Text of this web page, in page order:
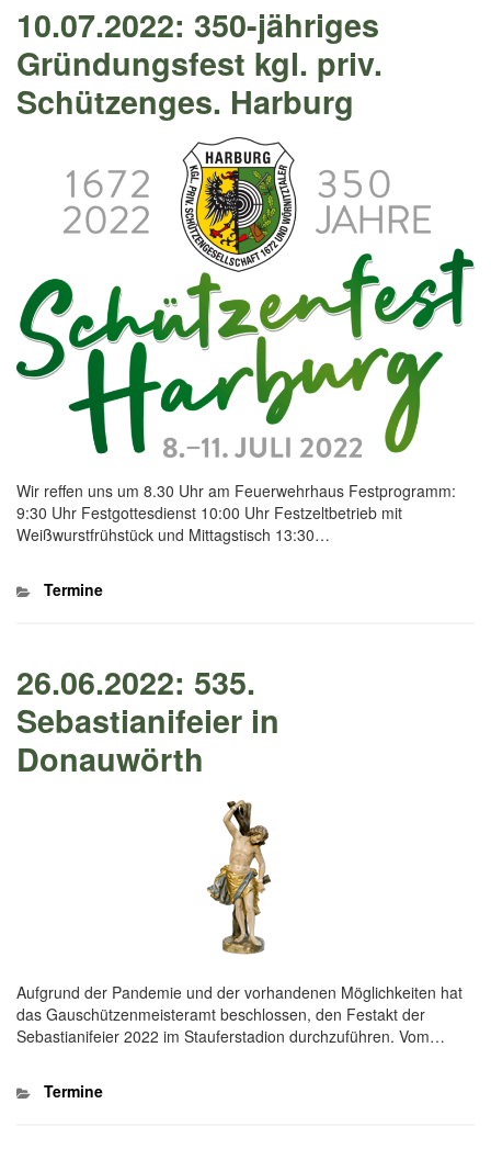
10.07.2022: 350-jähriges
Gründungsfest kgl. priv.
Schützenges. Harburg
Wir reffen uns um 8.30 Uhr am Feuerwehrhaus Festprogramm:
9:30 Uhr Festgottesdienst 10:00 Uhr Festzeltbetrieb mit
Weißwurstfrühstück und Mittagstisch 13:30…
Kategorien
Termine
26.06.2022: 535.
Sebastianifeier in
Donauwörth
Aufgrund der Pandemie und der vorhandenen Möglichkeiten hat
das Gauschützenmeisteramt beschlossen, den Festakt der
Sebastianifeier 2022 im Stauferstadion durchzuführen. Vom…
Kategorien
Termine